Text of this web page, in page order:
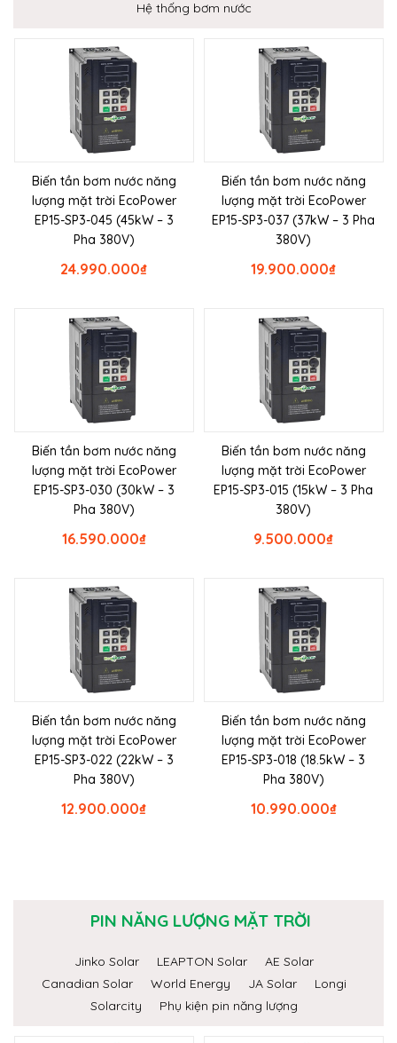
Hệ thống bơm nước
Biến tần bơm nước năng
lượng mặt trời EcoPower
EP15-SP3-045 (45kW – 3
Pha 380V)
₫
24.990.000
Biến tần bơm nước năng
lượng mặt trời EcoPower
EP15-SP3-037 (37kW – 3 Pha
380V)
₫
19.900.000
Biến tần bơm nước năng
lượng mặt trời EcoPower
EP15-SP3-030 (30kW – 3
Pha 380V)
₫
16.590.000
Biến tần bơm nước năng
lượng mặt trời EcoPower
EP15-SP3-015 (15kW – 3 Pha
380V)
₫
9.500.000
Biến tần bơm nước năng
lượng mặt trời EcoPower
EP15-SP3-022 (22kW – 3
Pha 380V)
₫
12.900.000
Biến tần bơm nước năng
lượng mặt trời EcoPower
EP15-SP3-018 (18.5kW – 3
Pha 380V)
₫
10.990.000
PIN NĂNG LƯỢNG MẶT TRỜI
Jinko Solar LEAPTON Solar
AE Solar
Canadian Solar
World Energy JA Solar
Longi
Solarcity
Phụ kiện pin năng lượng